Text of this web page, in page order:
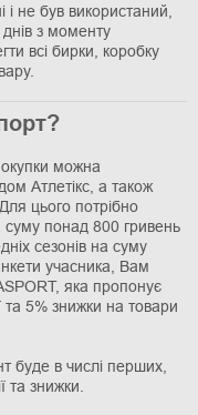
не був використаний,
з моменту
всі бирки, коробку
можна
Атлетікс, а також
цього потрібно
суму понад 800 гривень
сезонів на суму
учасника, Вам
яка пропонує
та 5% знижки на товари
буде в числі перших,
та знижки.